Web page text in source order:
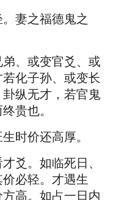
妻之福德鬼之
、或变官爻、或
化子孙、或变长
纵无才，若官鬼
贵也。
时价还高厚。
爻。如临死日、
必轻。才遇生
高。如占一日内